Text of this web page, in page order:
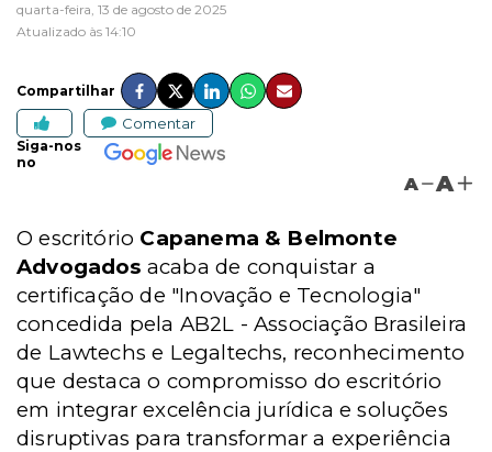
quarta-feira, 13 de agosto de 2025
Atualizado às 14:10
Compartilhar
Comentar
Siga-nos
no
A A
O escritório Capanema & Belmonte
Advogados acaba de conquistar a
certificação de "Inovação e Tecnologia"
concedida pela AB2L -Associação Brasileira
de Lawtechs e Legaltechs, reconhecimento
que destaca o compromisso do escritório
em integrar excelência jurídica e soluções
disruptivas para transformar a experiência